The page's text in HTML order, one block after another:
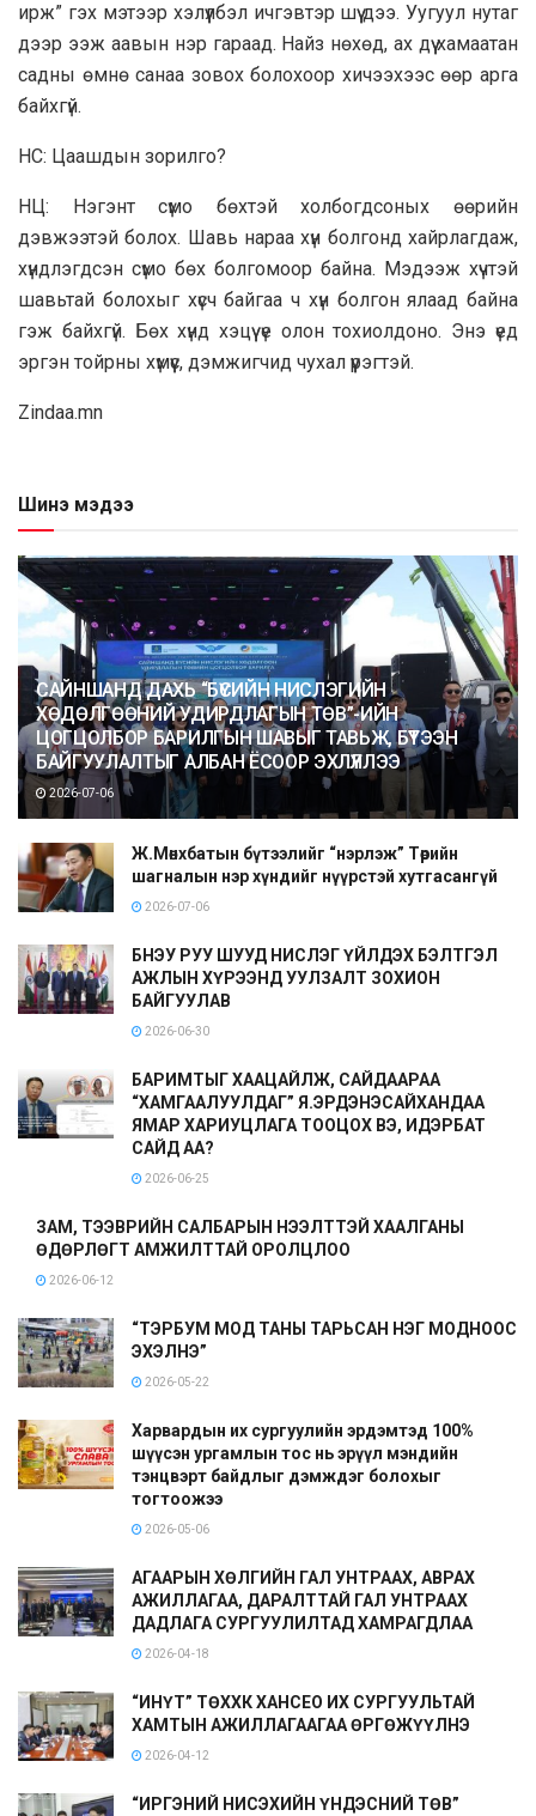
ирж” гэх мэтээр хэлүүлбэл ичгэвтэр шүү дээ. Уугуул нутаг
дээр ээж аавын нэр гараад. Найз нөхөд, ах дүү хамаатан
садны өмнө санаа зовох болохоор хичээхээс өөр арга
байхгүй.
НС: Цаашдын зорилго?
НЦ: Нэгэнт сүмо бөхтэй холбогдсоных өөрийн
дэвжээтэй болох. Шавь нapaa хүн болгонд хайрлагдаж,
хүндлэгдсэн сүмо бөх болгомоор байна. Мэдээж хүчтэй
шавьтай болохыг хүсч байгаа ч хүн болгон ялаад байна
гэж байхгүй. Бөх хүнд хэцүү үе олон тохиолдоно. Энэ үед
эргэн тойрны хүмүүс, дэмжигчид чyxaл үүрэгтэй.
Zindaa.mn
Шинэ мэдээ
САЙНШАНД ДАХЬ “БҮСИЙН НИСЛЭГИЙН
ХӨДӨЛГӨӨНИЙ УДИРДЛАГЫН ТӨВ”-ИЙН
ЦОГЦОЛБОР БАРИЛГЫН ШАВЫГ ТАВЬЖ, БҮТЭЭН
БАЙГУУЛАЛТЫГ АЛБАН ЁСООР ЭХЛҮҮЛЛЭЭ
2026-07-06
Ж.Мөнхбатын бүтээлийг “нэрлэж” Төрийн
шагналын нэр хүндийг нүүрстэй хутгасангүй
2026-07-06
БНЭУ РУУ ШУУД НИСЛЭГ ҮЙЛДЭХ БЭЛТГЭЛ
АЖЛЫН ХҮРЭЭНД УУЛЗАЛТ ЗОХИОН
БАЙГУУЛАВ
2026-06-30
БАРИМТЫГ ХААЦАЙЛЖ, САЙДААРАА
“ХАМГААЛУУЛДАГ” Я.ЭРДЭНЭСАЙХАНДАА
ЯМАР ХАРИУЦЛАГА ТООЦОХ ВЭ, ИДЭРБАТ
САЙД АА?
2026-06-25
ЗАМ, ТЭЭВРИЙН САЛБАРЫН НЭЭЛТТЭЙ ХААЛГАНЫ
ӨДӨРЛӨГТ АМЖИЛТТАЙ ОРОЛЦЛОО
2026-06-12
“ТЭРБУМ МОД ТАНЫ ТАРЬСАН НЭГ МОДНООС
ЭХЭЛНЭ”
2026-05-22
Харвардын их сургуулийн эрдэмтэд 100%
шүүсэн ургамлын тос нь эрүүл мэндийн
тэнцвэрт байдлыг дэмждэг болохыг
тогтоожээ
2026-05-06
АГААРЫН ХӨЛГИЙН ГАЛ УНТРААХ, АВРАХ
АЖИЛЛАГАА, ДАРАЛТТАЙ ГАЛ УНТРААХ
ДАДЛАГА СУРГУУЛИЛТАД ХАМРАГДЛАА
2026-04-18
“ИНҮТ” ТӨХХК ХАНСЕО ИХ СУРГУУЛЬТАЙ
ХАМТЫН АЖИЛЛАГААГАА ӨРГӨЖҮҮЛНЭ
2026-04-12
“ИРГЭНИЙ НИСЭХИЙН ҮНДЭСНИЙ ТӨВ”